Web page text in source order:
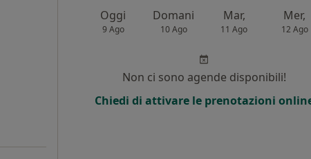
Oggi
9 Ago
Domani
10 Ago
Mar,
11 Ago
Mer,
12 Ago
Non ci sono agende disponibili!
Chiedi di attivare le prenotazioni